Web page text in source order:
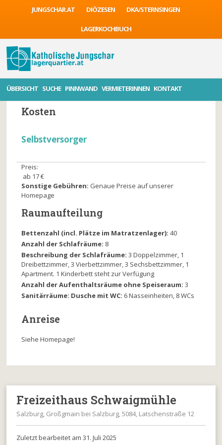
JUNGSCHAR.AT DIÖZESEN DKA/STERNSINGEN
LAGERKOCHBUCH
ÜBERSICHT SUCHE PINNWAND VERMIETERINNEN KONTAKT
Beschreibung Anlagen Kontakt
Kosten
Selbstversorger
Preis:
ab 17 €
Sonstige Gebühren: Genaue Preise auf unserer
Homepage
Raumaufteilung
Bettenzahl (incl. Plätze im Matratzenlager):40
Anzahl der Schlafräume: 8
Beschreibung der Schlafräume:3 Doppelzimmer, 1
Dreibettzimmer, 3 Vierbettzimmer, 3 Sechsbettzimmer, 1
Apartment. 1 Kinderbett steht zur Verfügung
Anzahl der Aufenthaltsräume ohne Speiseraum:3
Sanitärräume: Dusche mit WC: 6 Nasseinheiten, 8 WCs
Anreise
Siehe Homepage!
Freizeithaus Schwaigmühle
Salzburg, Großgmain bei Salzburg, 5084, Latschenstraße 12
Zuletzt bearbeitet am 31. Juli 2025